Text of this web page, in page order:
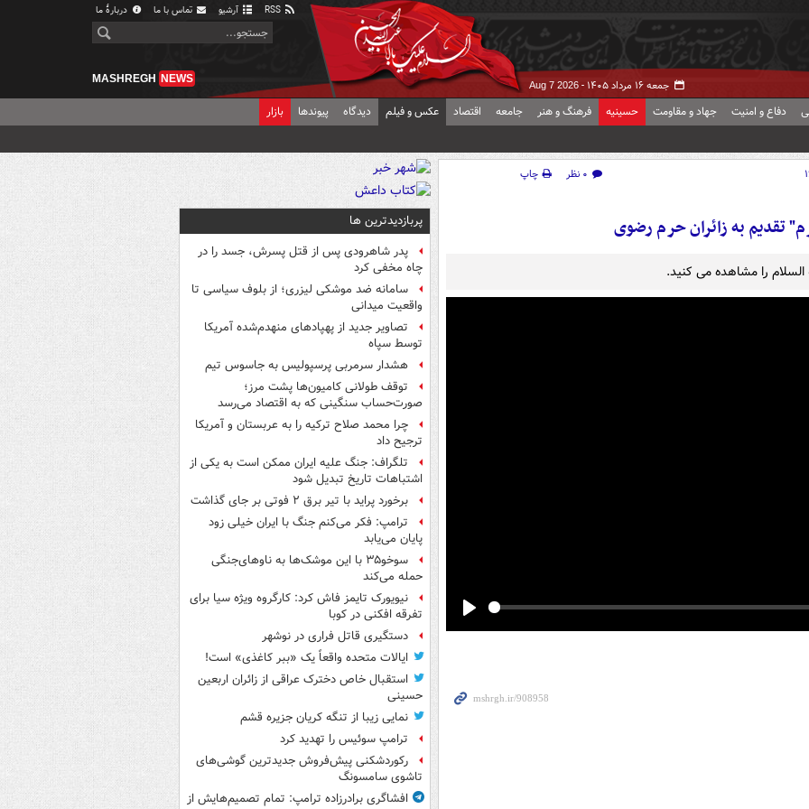
آرشیو تماس با ما دربارهٔ ما
جمعه ۱۶ مرداد ۱۴۰۵ - Aug 7 2026
MASHREGH NEWS
دفاع و امنیت جهاد و مقاومت حسینیه فرهنگ و هنر جامعه اقتصاد عکس و فیلم دیدگاه پیوندها بازار
۰ نظر
چاپ
تقدیم به زائران حرم رضوی
را مشاهده می کنید.
پربازدیدترین ها
پدر شاهرودی پس از قتل پسرش، جسد را در
چاه مخفی کرد
سامانه ضد موشکی لیزری؛ از بلوف سیاسی تا
واقعیت میدانی
تصاویر جدید از پهپادهای منهدم‌شده آمریکا
توسط سپاه
هشدار سرمربی پرسپولیس به جاسوس تیم
توقف طولانی کامیون‌ها پشت مرز؛
صورت‌حساب سنگینی که به اقتصاد می‌رسد
چرا محمد صلاح ترکیه را به عربستان و آمریکا
ترجیح داد
تلگراف: جنگ علیه ایران ممکن است به یکی از
اشتباهات تاریخ تبدیل شود
برخورد پراید با تیر برق ۲ فوتی بر جای گذاشت
ترامپ: فکر می‌کنم جنگ با ایران خیلی زود
پایان می‌یابد
سوخو۳۵ با این موشک‌ها به ناوهای‌جنگی
حمله می‌کند
نیویورک تایمز فاش کرد: کارگروه ویژه سیا برای
تفرقه افکنی در کوبا
دستگیری قاتل فراری در نوشهر
ایالات متحده واقعاً یک «ببر کاغذی» است!
استقبال خاص دخترک عراقی از زائران اربعین
حسینی
نمایی زیبا از تنگه کریان جزیره قشم
ترامپ سوئیس را تهدید کرد
رکوردشکنی پیش‌فروش جدیدترین گوشی‌های
تاشوی سامسونگ
افشاگری برادرزاده ترامپ: تمام تصمیم‌هایش از